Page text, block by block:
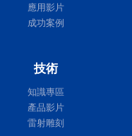
應用影片
成功案例
技術
知識專區
產品影片
雷射雕刻